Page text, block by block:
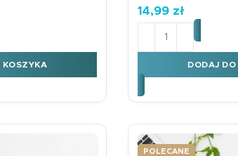
MNOŻENIA PIŁKA
KOSZYKA
14,99 zł
ilość Karta
DODAJ
POLECANE